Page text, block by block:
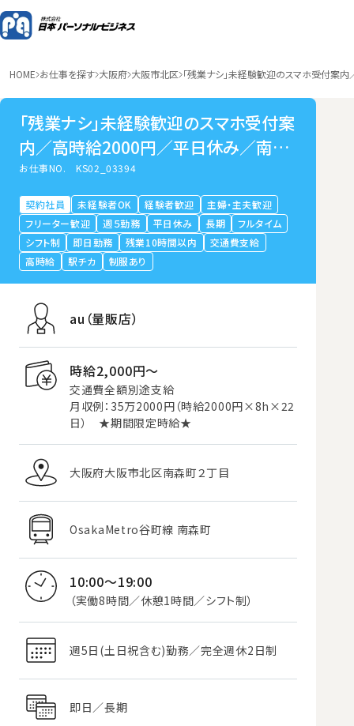
HOME お仕事を探す 大阪府 大阪市北区 「残業ナシ」未経験歓迎のスマホ受付案
「残業ナシ」未経験歓迎のスマホ受付案
内／高時給2000円／平日休み／南森
町
お仕事NO.KS02_03394
契約社員 未経験者OK 経験者歓迎
主婦・主夫歓迎
フリーター歓迎
週５勤務 平日休み 長期
フルタイム
シフト制
即日勤務 残業10時間以内
交通費支給
高時給
駅チカ 制服あり
au（量販店）
時給2,000円〜
交通費全額別途支給
月収例：35万2000円（時給2000円×8h×22
日） ★期間限定時給★
大阪府大阪市北区南森町２丁目
OsakaMetro谷町線 南森町
10:00～19:00
（実働8時間／休憩1時間／シフト制）
週5日(土日祝含む)勤務／完全週休2日制
即日／長期